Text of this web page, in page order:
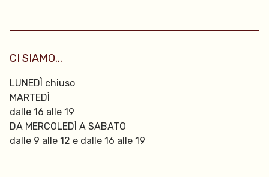
CI SIAMO...
LUNEDÌ chiuso
MARTEDÌ
dalle 16 alle 19
DA MERCOLEDÌ A SABATO
dalle 9 alle 12 e dalle 16 alle 19